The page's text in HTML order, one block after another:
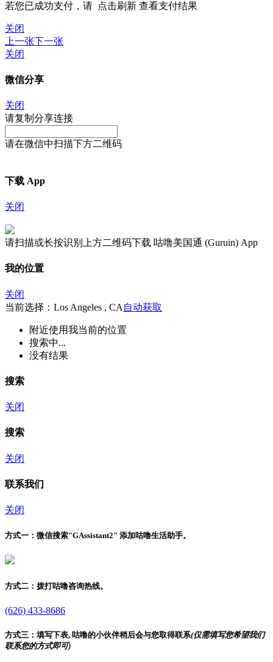
若您已成功支付，请 点击刷新 查看支付结果
关闭
上一张下一张
关闭
微信分享
关闭
请复制分享连接
请在微信中扫描下方二维码
下载 App
关闭
请扫描或长按识别上方二维码下载 咕噜美国通 (Guruin) App
我的位置
关闭
当前选择：Los Angeles , CA 自动获取
附近使用我当前的位置
搜索中...
没有结果
搜索
关闭
搜索
关闭
联系我们
关闭
方式一： 微信搜索"GAssistant2" 添加咕噜生活助手。
方式二： 拨打咕噜咨询热线。
(626) 433-8686
方式三： 填写下表, 咕噜的小伙伴稍后会与您取得联系(仅需填写您希望我们
联系您的方式即可)